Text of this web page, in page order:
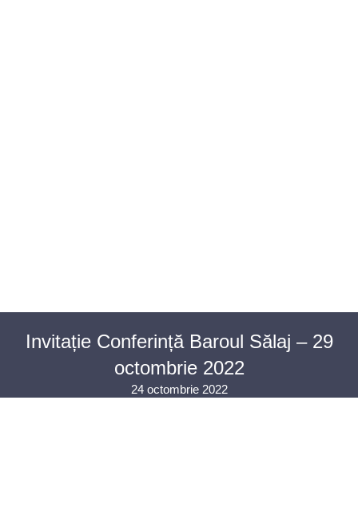
Invitație Conferință Baroul Sălaj – 29
octombrie 2022
24 octombrie 2022